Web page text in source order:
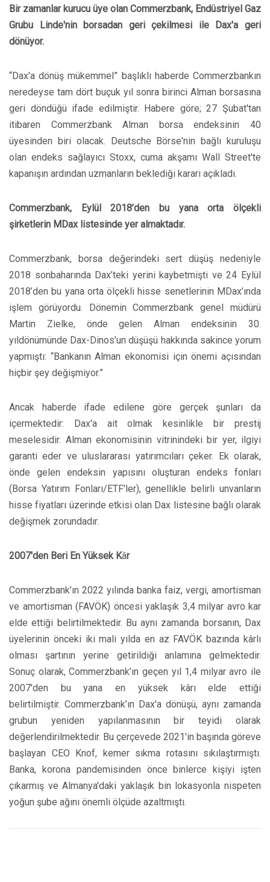
Bir zamanlar kurucu üye olan Commerzbank, Endüstriyel Gaz
Grubu Linde'nin borsadan geri çekilmesi ile Dax'a geri
dönüyor.
“Dax'a dönüş mükemmel” başlıklı haberde Commerzbankın
neredeyse tam dört buçuk yıl sonra birinci Alman borsasına
geri döndüğü ifade edilmiştir. Habere göre; 27 Şubat'tan
itibaren Commerzbank Alman borsa endeksinin 40
üyesinden biri olacak. Deutsche Börse'nin bağlı kuruluşu
olan endeks sağlayıcı Stoxx, cuma akşamı Wall Street'te
kapanışın ardından uzmanların beklediği kararı açıkladı.
Commerzbank, Eylül 2018’den bu yana orta ölçekli
şirketlerin MDax listesinde yer almaktadır.
Commerzbank, borsa değerindeki sert düşüş nedeniyle
2018 sonbaharında Dax’teki yerini kaybetmişti ve 24 Eylül
2018’den bu yana orta ölçekli hisse senetlerinin MDax’ında
işlem görüyordu. Dönemin Commerzbank genel müdürü
Martin Zielke, önde gelen Alman endeksinin 30.
yıldönümünde Dax-Dinos’un düşüşü hakkında sakince yorum
yapmıştı: “Bankanın Alman ekonomisi için önemi açısından
hiçbir şey değişmiyor.”
Ancak haberde ifade edilene göre gerçek şunları da
içermektedir: Dax'a ait olmak kesinlikle bir prestij
meselesidir. Alman ekonomisinin vitrinindeki bir yer, ilgiyi
garanti eder ve uluslararası yatırımcıları çeker. Ek olarak,
önde gelen endeksin yapısını oluşturan endeks fonları
(Borsa Yatırım Fonları/ETF'ler), genellikle belirli unvanların
hisse fiyatları üzerinde etkisi olan Dax listesine bağlı olarak
değişmek zorundadır.
2007'den Beri En Yüksek Kâr
Commerzbank’ın 2022 yılında banka faiz, vergi, amortisman
ve amortisman (FAVÖK) öncesi yaklaşık 3,4 milyar avro kar
elde ettiği belirtilmektedir. Bu aynı zamanda borsanın, Dax
üyelerinin önceki iki mali yılda en az FAVÖK bazında kârlı
olması şartının yerine getirildiği anlamına gelmektedir.
Sonuç olarak, Commerzbank’ın geçen yıl 1,4 milyar avro ile
2007'den bu yana en yüksek kârı elde ettiği
belirtilmiştir. Commerzbank’ın Dax'a dönüşü, aynı zamanda
grubun yeniden yapılanmasının bir teyidi olarak
değerlendirilmektedir. Bu çerçevede 2021'in başında göreve
başlayan CEO Knof, kemer sıkma rotasını sıkılaştırmıştı.
Banka, korona pandemisinden önce binlerce kişiyi işten
çıkarmış ve Almanya'daki yaklaşık bin lokasyonla nispeten
yoğun şube ağını önemli ölçüde azaltmıştı.